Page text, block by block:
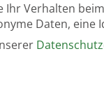
Verhalten
Daten,